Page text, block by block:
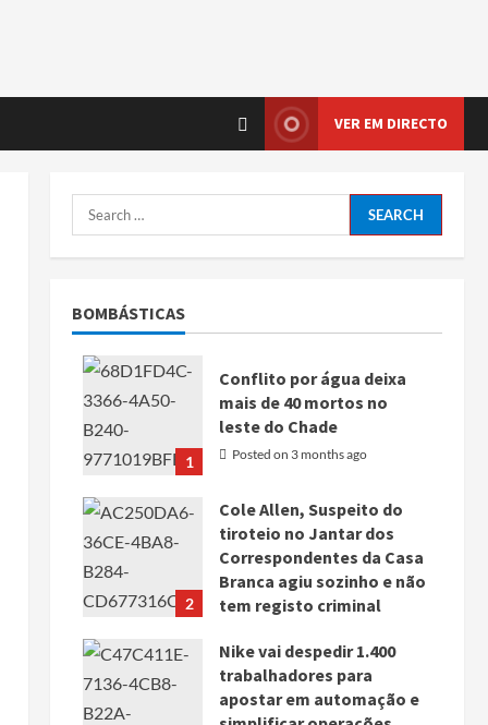
VER EM DIRECTO
BOMBÁSTICAS
1
Conflito por água deixa
mais de 40 mortos no
leste do Chade
Posted on 3 months ago
2
Cole Allen, Suspeito do
tiroteio no Jantar dos
Correspondentes da Casa
Branca agiu sozinho e não
tem registo criminal
Nike vai despedir 1.400
trabalhadores para
apostar em automação e